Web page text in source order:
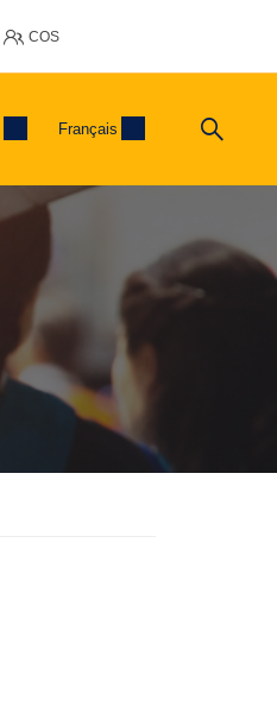
COS
Français